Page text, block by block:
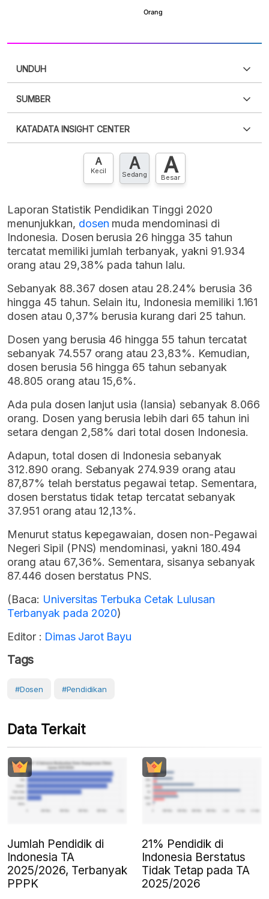
UNDUH
XLS
SUMBER
punya akun?Silakan Daftar sekarang
KATADATA INSIGHT CENTER
Hubungi sekarang »
A
Kecil A
Sedang A
Besar
Laporan Statistik Pendidikan Tinggi 2020
menunjukkan, dosen muda mendominasi di
Indonesia. Dosen berusia 26 hingga 35 tahun
tercatat memiliki jumlah terbanyak, yakni 91.934
orang atau 29,38% pada tahun lalu.
Sebanyak 88.367 dosen atau 28.24% berusia 36
hingga 45 tahun. Selain itu, Indonesia memiliki 1.161
dosen atau 0,37% berusia kurang dari 25 tahun.
Dosen yang berusia 46 hingga 55 tahun tercatat
sebanyak 74.557 orang atau 23,83%. Kemudian,
dosen berusia 56 hingga 65 tahun sebanyak
48.805 orang atau 15,6%.
Ada pula dosen lanjut usia (lansia) sebanyak 8.066
orang. Dosen yang berusia lebih dari 65 tahun ini
setara dengan 2,58% dari total dosen Indonesia.
Adapun, total dosen di Indonesia sebanyak
312.890 orang. Sebanyak 274.939 orang atau
87,87% telah berstatus pegawai tetap. Sementara,
dosen berstatus tidak tetap tercatat sebanyak
37.951 orang atau 12,13%.
Menurut status kepegawaian, dosen non-Pegawai
Negeri Sipil (PNS) mendominasi, yakni 180.494
orang atau 67,36%. Sementara, sisanya sebanyak
87.446 dosen berstatus PNS.
(Baca: Universitas Terbuka Cetak Lulusan
Terbanyak pada 2020)
Editor : Dimas Jarot Bayu
Tags
#Dosen #Pendidikan
Data Terkait
Jumlah Pendidik di
Indonesia TA
2025/2026, Terbanyak
PPPK
21% Pendidik di
Indonesia Berstatus
Tidak Tetap pada TA
2025/2026